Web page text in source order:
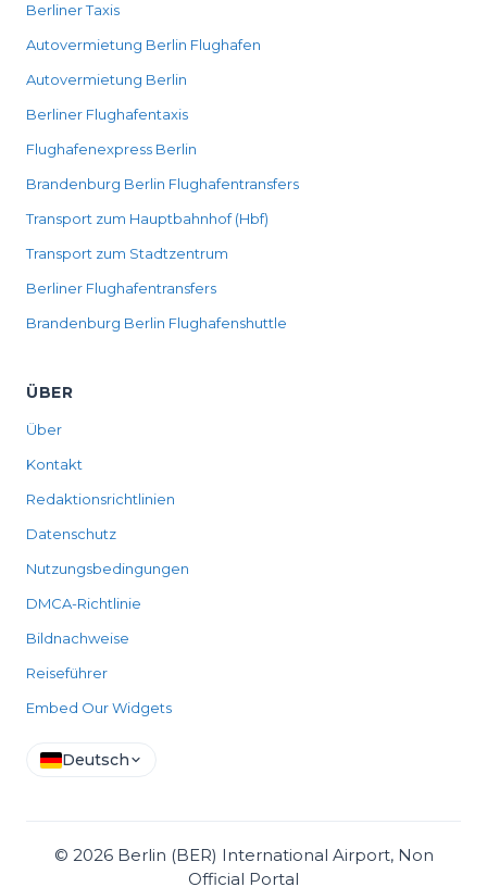
Berliner Taxis
Autovermietung Berlin Flughafen
Autovermietung Berlin
Berliner Flughafentaxis
Flughafenexpress Berlin
Brandenburg Berlin Flughafentransfers
Transport zum Hauptbahnhof (Hbf)
Transport zum Stadtzentrum
Berliner Flughafentransfers
Brandenburg Berlin Flughafenshuttle
ÜBER
Über
Kontakt
Redaktionsrichtlinien
Datenschutz
Nutzungsbedingungen
DMCA-Richtlinie
Bildnachweise
Reiseführer
Embed Our Widgets
Deutsch
© 2026Berlin (BER) International Airport, Non
Official Portal